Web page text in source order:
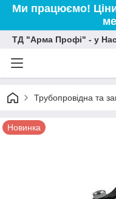
Ми працюємо!
ТД "Арма Профі" - у Нас
Трубопровідна та
Новинка